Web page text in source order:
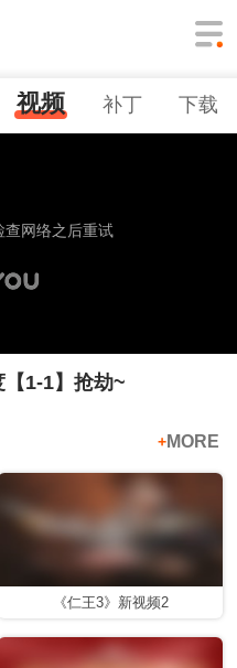
视频 补丁 下载
1-1】抢劫~
+MORE
《仁王3》新视频2